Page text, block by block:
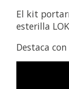
El kit
esterilla
Destaca